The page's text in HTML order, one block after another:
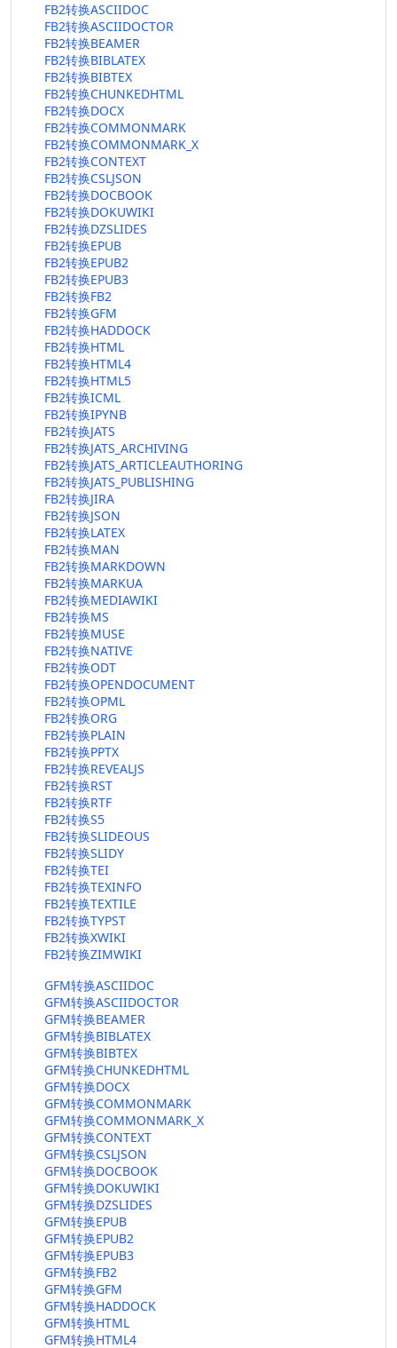
FB2转换ASCIIDOC
FB2转换ASCIIDOCTOR
FB2转换BEAMER
FB2转换BIBLATEX
FB2转换BIBTEX
FB2转换CHUNKEDHTML
FB2转换DOCX
FB2转换COMMONMARK
FB2转换COMMONMARK_X
FB2转换CONTEXT
FB2转换CSLJSON
FB2转换DOCBOOK
FB2转换DOKUWIKI
FB2转换DZSLIDES
FB2转换EPUB
FB2转换EPUB2
FB2转换EPUB3
FB2转换FB2
FB2转换GFM
FB2转换HADDOCK
FB2转换HTML
FB2转换HTML4
FB2转换HTML5
FB2转换ICML
FB2转换IPYNB
FB2转换JATS
FB2转换JATS_ARCHIVING
FB2转换JATS_ARTICLEAUTHORING
FB2转换JATS_PUBLISHING
FB2转换JIRA
FB2转换JSON
FB2转换LATEX
FB2转换MAN
FB2转换MARKDOWN
FB2转换MARKUA
FB2转换MEDIAWIKI
FB2转换MS
FB2转换MUSE
FB2转换NATIVE
FB2转换ODT
FB2转换OPENDOCUMENT
FB2转换OPML
FB2转换ORG
FB2转换PLAIN
FB2转换PPTX
FB2转换REVEALJS
FB2转换RST
FB2转换RTF
FB2转换S5
FB2转换SLIDEOUS
FB2转换SLIDY
FB2转换TEI
FB2转换TEXINFO
FB2转换TEXTILE
FB2转换TYPST
FB2转换XWIKI
FB2转换ZIMWIKI
GFM转换ASCIIDOC
GFM转换ASCIIDOCTOR
GFM转换BEAMER
GFM转换BIBLATEX
GFM转换BIBTEX
GFM转换CHUNKEDHTML
GFM转换DOCX
GFM转换COMMONMARK
GFM转换COMMONMARK_X
GFM转换CONTEXT
GFM转换CSLJSON
GFM转换DOCBOOK
GFM转换DOKUWIKI
GFM转换DZSLIDES
GFM转换EPUB
GFM转换EPUB2
GFM转换EPUB3
GFM转换FB2
GFM转换GFM
GFM转换HADDOCK
GFM转换HTML
GFM转换HTML4